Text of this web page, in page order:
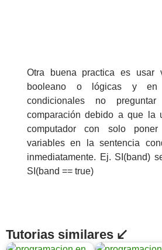
Otra buena practica es usar
booleano o lógicas y en
condicionales no
comparación debido a que la
computador con solo
variables en la sentencia
inmediatamente. Ej. SI(band)
SI(band == true)
Tutorias similares ↙